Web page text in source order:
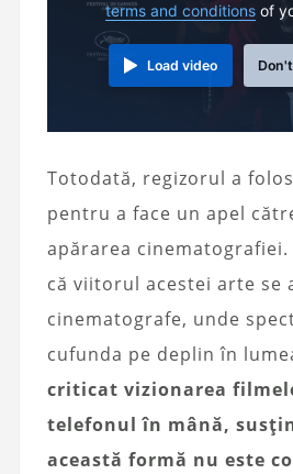
terms and conditions of
Load video
Totodată, regizorul a
pentru a face un apel
apărarea
că viitorul acestei arte se
cinematografe, unde
cufunda pe deplin în
criticat vizionarea
telefonul în mână,
această formă nu este